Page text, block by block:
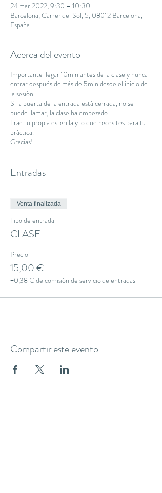
24 mar 2022, 9:30 – 10:30
Barcelona, Carrer del Sol, 5, 08012 Barcelona,
España
Acerca del evento
Importante llegar 10min antes de la clase y nunca
entrar después de más de 5min desde el inicio de
la sesión.
Si la puerta de la entrada está cerrada, no se
puede llamar, la clase ha empezado.
Trae tu propia esterilla y lo que necesites para tu
práctica.
Gracias!
Entradas
Venta finalizada
Tipo de entrada
CLASE
Precio
15,00 €
+0,38 € de comisión de servicio de entradas
Compartir este evento